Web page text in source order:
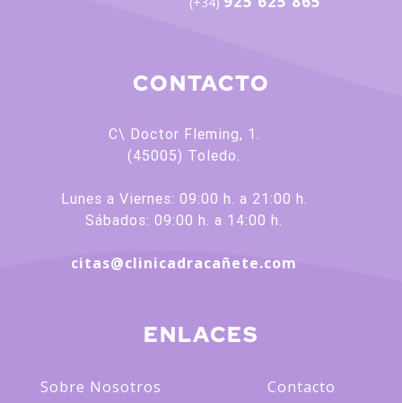
CONTACTO
C\ Doctor Fleming, 1.
(45005) Toledo.
Lunes a Viernes: 09:00 h. a 21:00 h.
Sábados: 09:00 h. a 14:00 h.
citas@clinicadracañete.com
ENLACES
Sobre Nosotros
Contacto